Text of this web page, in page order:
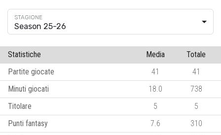
Season 25-26
Statistiche Media
Totale
Partite giocate
41
41
Minuti giocati
18.0
738
Titolare
5
5
Punti fantasy
7.6
310